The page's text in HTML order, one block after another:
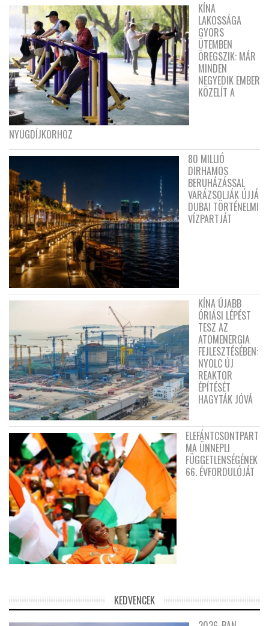
KÍNA
LAKOSSÁGA
GYORS
ÜTEMBEN
ÖREGSZIK: MÁR
MINDEN
NEGYEDIK EMBER
KÖZELÍT A
NYUGDÍJKORHOZ
80 MILLIÓ
DIRHAMOS
BERUHÁZÁSSAL
VARÁZSOLJÁK ÚJJÁ
DUBAI TÖRTÉNELMI
VÍZPARTJÁT
KÍNA ÚJABB
ÓRIÁSI LÉPÉST
TESZ AZ
ATOMENERGIA
FEJLESZTÉSÉBEN:
NYOLC ÚJ
REAKTOR
ÉPÍTÉSÉT
HAGYTÁK JÓVÁ
ELEFÁNTCSONTPART
MA ÜNNEPLI
FÜGGETLENSÉGÉNEK
66. ÉVFORDULÓJÁT
KEDVENCEK